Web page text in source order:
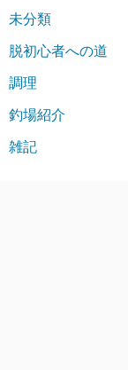
未分類
脱初心者への道
調理
釣場紹介
雑記